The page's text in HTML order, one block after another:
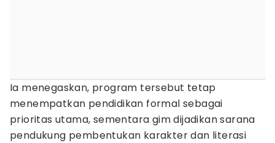
Ia menegaskan, program tersebut tetap
menempatkan pendidikan formal sebagai
prioritas utama, sementara gim dijadikan sarana
pendukung pembentukan karakter dan literasi